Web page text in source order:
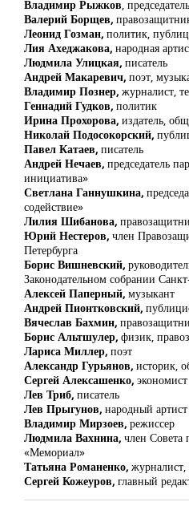
Владимир Рыжков,
Валерий Борщев,
Леонид Гозман, политик,
Лия Ахеджакова, народная
Людмила Улицкая, писатель
Андрей Макаревич, поэт,
Владимир Познер, журналист,
Геннадий Гудков, политик
Ирина Прохорова, издатель,
Николай Подосокорский,
Павел Катаев, писатель
Андрей Нечаев, председатель
инициатива»
Светлана Ганнушкина,
содействие»
Лилия Шибанова,
Юрий Нестеров, член
Петербурга
Борис Вишневский,
Законодательном собрании
Алексей Паперный, музыкант
Андрей Пионтковский,
Вячеслав Бахмин,
Борис Альтшулер, физик,
Лариса Миллер, поэт
Александр Гурьянов, историк,
Сергей Алексашенко, экономист
Лев Триб, писатель
Лев Прыгунов, народный
Владимир Мирзоев, режиссер
Людмила Вахнина, член Совета
«Мемориал»
Татьяна Романенко, журналист,
Сергей Кожеуров, главный